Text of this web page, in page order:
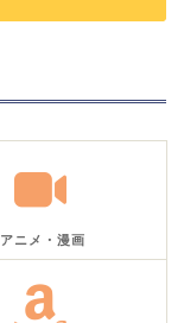
アニメ・漫画